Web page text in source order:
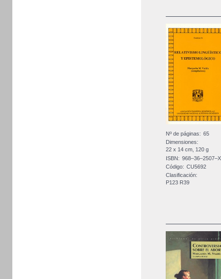
Nº de páginas: 65
Dimensiones:
22 x 14 cm, 120 g
ISBN: 968–36–2507–X
Código: CU5692
Clasificación:
P123 R39